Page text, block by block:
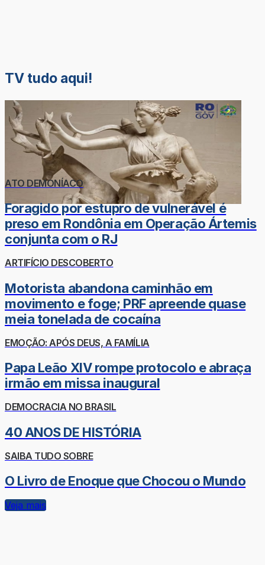
TV tudo aqui!
ATO DEMONÍACO
Foragido por estupro de vulnerável é
preso em Rondônia em Operação Ártemis
conjunta com o RJ
ARTIFÍCIO DESCOBERTO
Motorista abandona caminhão em
movimento e foge; PRF apreende quase
meia tonelada de cocaína
EMOÇÃO: APÓS DEUS, A FAMÍLIA
Papa Leão XIV rompe protocolo e abraça
irmão em missa inaugural
DEMOCRACIA NO BRASIL
40 ANOS DE HISTÓRIA
SAIBA TUDO SOBRE
O Livro de Enoque que Chocou o Mundo
Veja mais